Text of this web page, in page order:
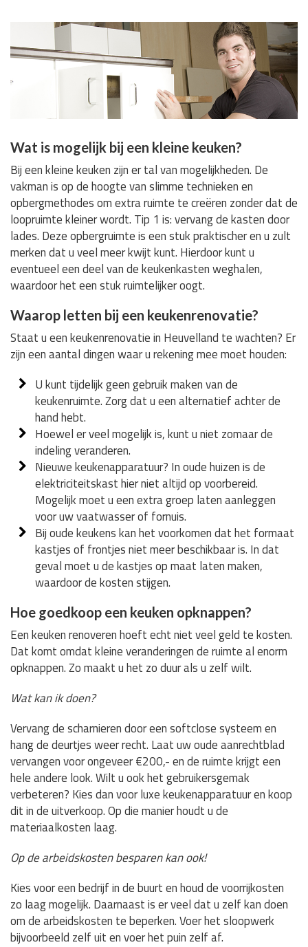
Wat is mogelijk bij een kleine keuken?
Bij een kleine keuken zijn er tal van mogelijkheden. De
vakman is op de hoogte van slimme technieken en
opbergmethodes om extra ruimte te creëren zonder dat de
loopruimte kleiner wordt. Tip 1 is: vervang de kasten door
lades. Deze opbergruimte is een stuk praktischer en u zult
merken dat u veel meer kwijt kunt. Hierdoor kunt u
eventueel een deel van de keukenkasten weghalen,
waardoor het een stuk ruimtelijker oogt.
Waarop letten bij een keukenrenovatie?
Staat u een keukenrenovatie in Heuvelland te wachten? Er
zijn een aantal dingen waar u rekening mee moet houden:
U kunt tijdelijk geen gebruik maken van de
keukenruimte. Zorg dat u een alternatief achter de
hand hebt.
Hoewel er veel mogelijk is, kunt u niet zomaar de
indeling veranderen.
Nieuwe keukenapparatuur? In oude huizen is de
elektriciteitskast hier niet altijd op voorbereid.
Mogelijk moet u een extra groep laten aanleggen
voor uw vaatwasser of fornuis.
Bij oude keukens kan het voorkomen dat het formaat
kastjes of frontjes niet meer beschikbaar is. In dat
geval moet u de kastjes op maat laten maken,
waardoor de kosten stijgen.
Hoe goedkoop een keuken opknappen?
Een keuken renoveren hoeft echt niet veel geld te kosten.
Dat komt omdat kleine veranderingen de ruimte al enorm
opknappen. Zo maakt u het zo duur als u zelf wilt.
Wat kan ik doen?
Vervang de scharnieren door een softclose systeem en
hang de deurtjes weer recht. Laat uw oude aanrechtblad
vervangen voor ongeveer €200,- en de ruimte krijgt een
hele andere look. Wilt u ook het gebruikersgemak
verbeteren? Kies dan voor luxe keukenapparatuur en koop
dit in de uitverkoop. Op die manier houdt u de
materiaalkosten laag.
Op de arbeidskosten besparen kan ook!
Kies voor een bedrijf in de buurt en houd de voorrijkosten
zo laag mogelijk. Daarnaast is er veel dat u zelf kan doen
om de arbeidskosten te beperken. Voer het sloopwerk
bijvoorbeeld zelf uit en voer het puin zelf af.